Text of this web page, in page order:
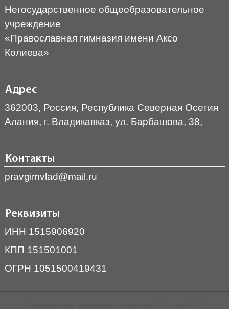
Негосударственное общеобразовательное
учреждение
«Православная гимназия имени Аксо
Колиева»
Адрес
362003, Россия, Республика Северная Осетия
Алания, г. Владикавказ, ул. Барбашова, 38,
Контакты
pravgimvlad@mail.ru
Реквизиты
ИНН 1515906920
КПП 151501001
ОГРН 1051500419431